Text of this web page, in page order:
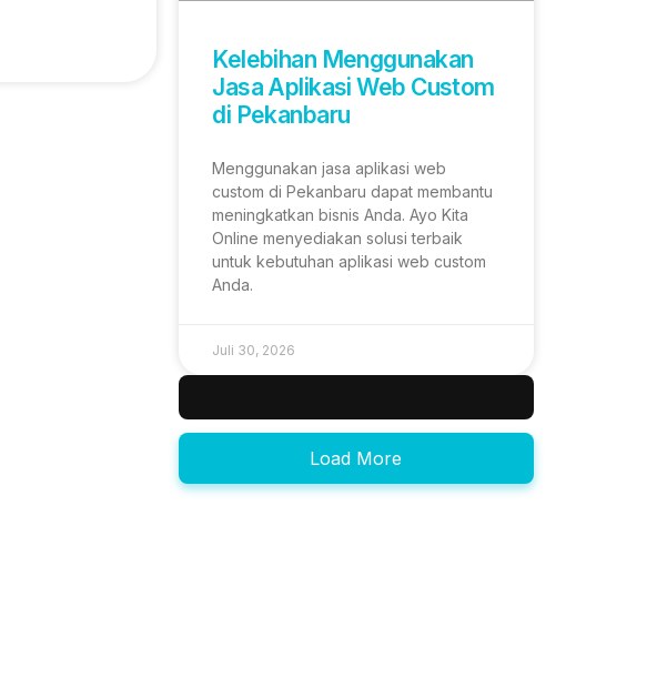
Kelebihan Menggunakan
Jasa Aplikasi Web Custom
di Pekanbaru
Menggunakan jasa aplikasi web
custom di Pekanbaru dapat membantu
meningkatkan bisnis Anda. Ayo Kita
Online menyediakan solusi terbaik
untuk kebutuhan aplikasi web custom
Anda.
Juli 30, 2026
Load More